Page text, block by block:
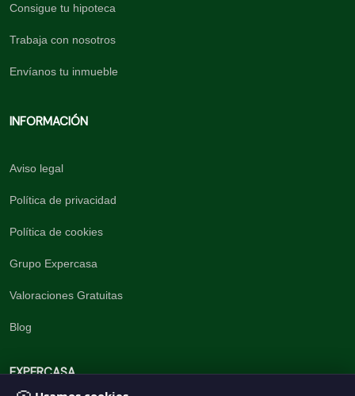
Consigue tu hipoteca
Trabaja con nosotros
Envíanos tu inmueble
INFORMACIÓN
Aviso legal
Política de privacidad
Política de cookies
Grupo Expercasa
Valoraciones Gratuitas
Blog
EXPERCASA